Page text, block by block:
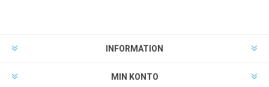
INFORMATION
MIN KONTO